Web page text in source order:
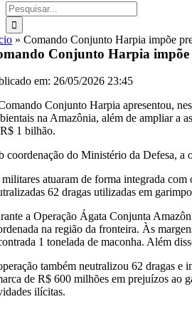
Buscar
resultados
para:
»Comando Conjunto Harpia impõe
Conjunto Harpia
em: 26/05/2026 23:45
Conjunto Harpia apresentou,
na Amazônia, além de ampliar a
1 bilhão.
coordenação do Ministério da Defesa, a
militares atuaram de forma integrada
62 dragas utilizadas em
a Operação Ágata Conjunta
na região da fronteira. Às
1 tonelada de maconha. Além
também neutralizou 62 dragas e
de R$ 600 milhões em prejuízos ao
ilícitas.